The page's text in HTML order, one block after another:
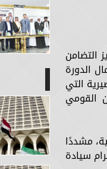
التضامن
الدورة
التي
القومي
مشددًا
سيادة